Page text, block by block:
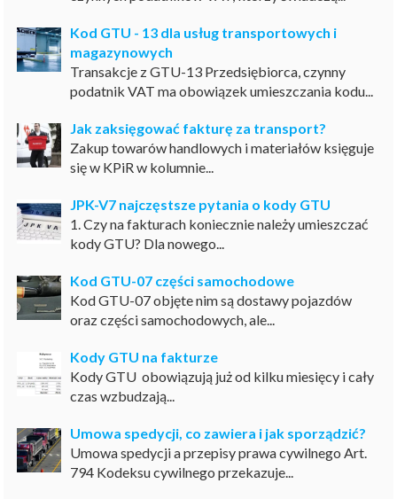
Kod GTU - 13 dla usług transportowych i
magazynowych
Transakcje z GTU-13 Przedsiębiorca, czynny
podatnik VAT ma obowiązek umieszczania kodu...
Jak zaksięgować fakturę za transport?
Zakup towarów handlowych i materiałów księguje
się w KPiR w kolumnie...
JPK-V7 najczęstsze pytania o kody GTU
1. Czy na fakturach koniecznie należy umieszczać
kody GTU? Dla nowego...
Kod GTU-07 części samochodowe
Kod GTU-07 objęte nim są dostawy pojazdów
oraz części samochodowych, ale...
Kody GTU na fakturze
Kody GTU obowiązują już od kilku miesięcy i cały
czas wzbudzają...
Umowa spedycji, co zawiera i jak sporządzić?
Umowa spedycji a przepisy prawa cywilnego Art.
794 Kodeksu cywilnego przekazuje...